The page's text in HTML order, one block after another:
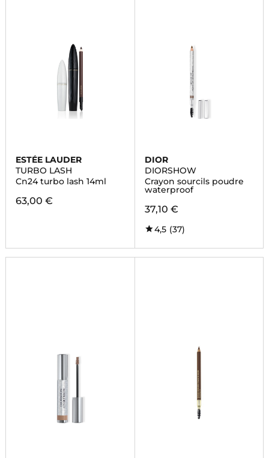
ESTÉE LAUDER
TURBO LASH
Cn24 turbo lash 14ml
63,00 €
DIOR
DIORSHOW
Crayon sourcils poudre
waterproof
37,10 €
4,5 (37)